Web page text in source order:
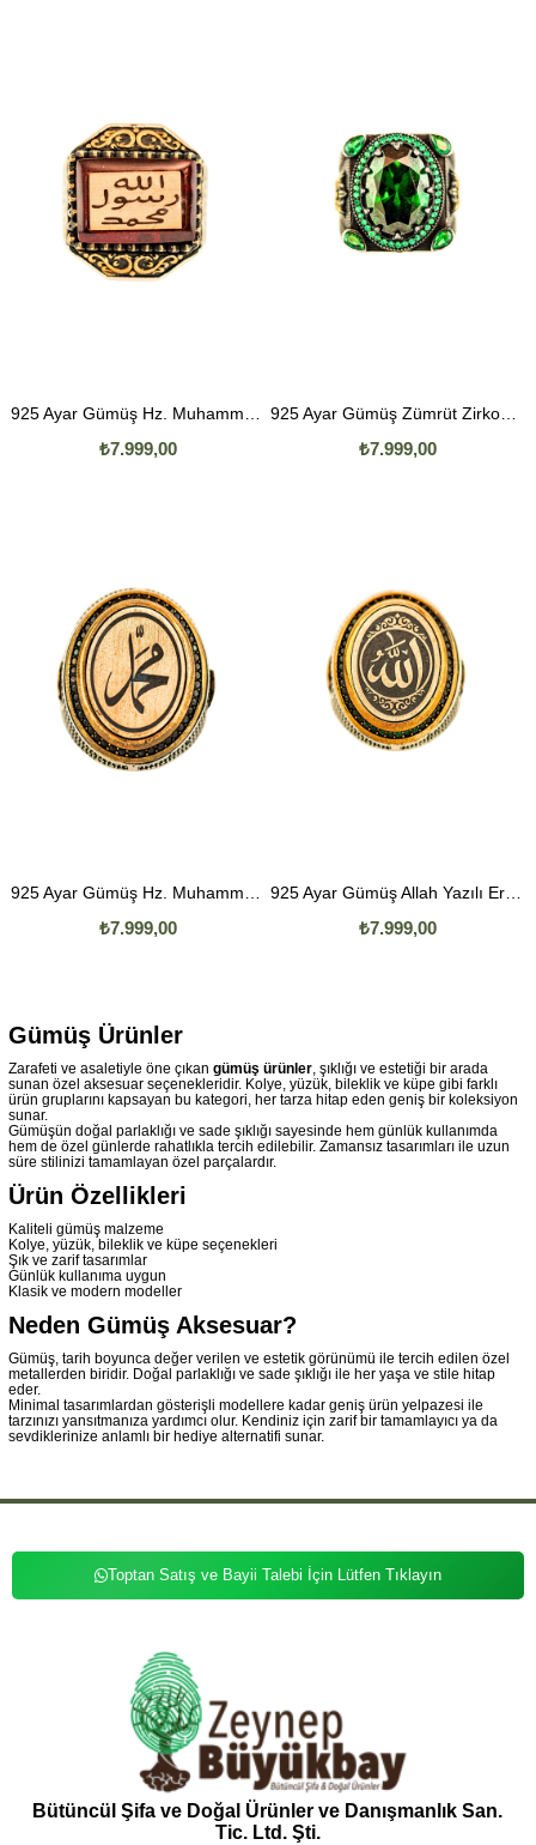
925 Ayar Gümüş Hz. Muhammed Mühürlü Kızıl Akik Taşlı Erkek Yüzük
₺7.999,00
925 Ayar Gümüş Zümrüt Zirkon Taşlı Erkek Yüzük
₺7.999,00
₺7.999,00
925 Ayar Gümüş Allah Yazılı Erkek Yüzük
₺7.999,00
Gümüş Ürünler
Zarafeti ve asaletiyle öne çıkan gümüş ürünler, şıklığı ve estetiği bir arada
sunan özel aksesuar seçenekleridir. Kolye, yüzük, bileklik ve küpe gibi farklı
ürün gruplarını kapsayan bu kategori, her tarza hitap eden geniş bir koleksiyon
sunar.
Gümüşün doğal parlaklığı ve sade şıklığı sayesinde hem günlük kullanımda
hem de özel günlerde rahatlıkla tercih edilebilir. Zamansız tasarımları ile uzun
süre stilinizi tamamlayan özel parçalardır.
Ürün Özellikleri
Kaliteli gümüş malzeme
Kolye, yüzük, bileklik ve küpe seçenekleri
Şık ve zarif tasarımlar
Günlük kullanıma uygun
Klasik ve modern modeller
Neden Gümüş Aksesuar?
Gümüş, tarih boyunca değer verilen ve estetik görünümü ile tercih edilen özel
metallerden biridir. Doğal parlaklığı ve sade şıklığı ile her yaşa ve stile hitap
eder.
Minimal tasarımlardan gösterişli modellere kadar geniş ürün yelpazesi ile
tarzınızı yansıtmanıza yardımcı olur. Kendiniz için zarif bir tamamlayıcı ya da
sevdiklerinize anlamlı bir hediye alternatifi sunar.
Toptan Satış ve Bayii Talebi İçin Lütfen Tıklayın
Bütüncül Şifa ve Doğal Ürünler ve Danışmanlık San.
Tic. Ltd. Şti.